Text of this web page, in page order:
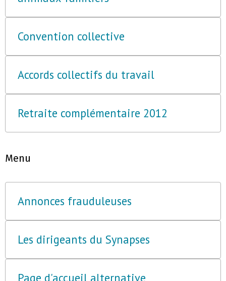
Convention collective
Accords collectifs du travail
Retraite complémentaire 2012
Menu
Annonces frauduleuses
Les dirigeants du Synapses
Page d'accueil alternative